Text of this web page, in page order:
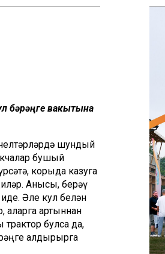
бәрәңге вакытына
шундый
бушый
корыда казуга
Анысы, берәү
иде. Әле кул белән
аларга артыннан
булса да,
алдырырга